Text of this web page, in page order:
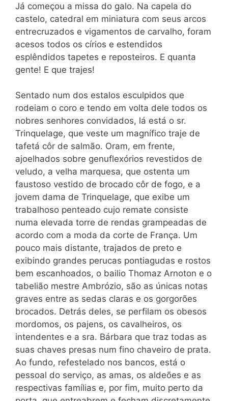
Já começou a missa do galo. Na capela do
castelo, catedral em miniatura com seus arcos
entrecruzados e vigamentos de carvalho, foram
acesos todos os círios e estendidos
esplêndidos tapetes e reposteiros. E quanta
gente! E que trajes!
Sentado num dos estalos esculpidos que
rodeiam o coro e tendo em volta dele todos os
nobres senhores convidados, lá está o sr.
Trinquelage, que veste um magnífico traje de
tafetá côr de salmão. Oram, em frente,
ajoelhados sobre genuflexórios revestidos de
veludo, a velha marquesa, que ostenta um
faustoso vestido de brocado côr de fogo, e a
jovem dama de Trinquelage, que exibe um
trabalhoso penteado cujo remate consiste
numa elevada torre de rendas grampeadas de
acordo com a moda da corte de França. Um
pouco mais distante, trajados de preto e
exibindo grandes perucas pontiagudas e rostos
bem escanhoados, o bailio Thomaz Arnoton e o
tabelião mestre Ambrózio, são as únicas notas
graves entre as sedas claras e os gorgorões
brocados. Detrás deles, se perfilam os obesos
mordomos, os pajens, os cavalheiros, os
intendentes e a sra. Bárbara que traz todas as
suas chaves presas num fino chaveiro de prata.
Ao fundo, refestelado nos bancos, está o
pessoal do serviço, as amas, os aldeões e as
respectivas famílias e, por fim, muito perto da